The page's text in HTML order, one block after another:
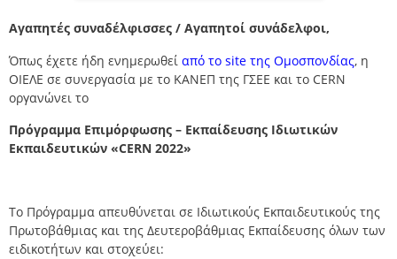
Αγαπητές συναδέλφισσες / Αγαπητοί συνάδελφοι,
Όπως έχετε ήδη ενημερωθεί από το site της Ομοσπονδίας, η
ΟΙΕΛΕ σε συνεργασία με το ΚΑΝΕΠ της ΓΣΕΕ και το CERN
οργανώνει το
Πρόγραμμα Επιμόρφωσης – Εκπαίδευσης Ιδιωτικών
Εκπαιδευτικών «CERN 2022»
Το Πρόγραμμα απευθύνεται σε Ιδιωτικούς Εκπαιδευτικούς της
Πρωτοβάθμιας και της Δευτεροβάθμιας Εκπαίδευσης όλων των
ειδικοτήτων και στοχεύει: